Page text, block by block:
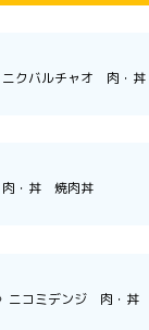
ニクバルチャオ 肉・
肉・丼 焼肉丼
〉ニコミデンジ 肉・